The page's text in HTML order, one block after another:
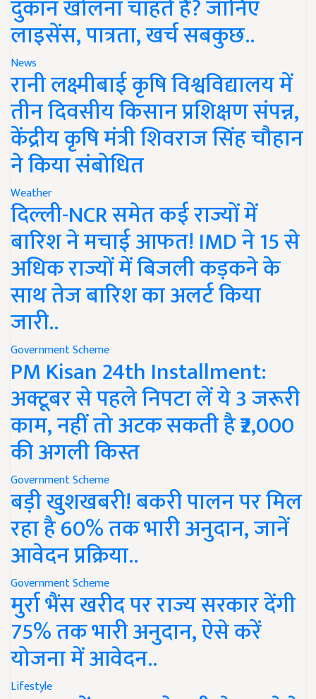
दुकान खोलना चाहते हैं? जानिए
लाइसेंस, पात्रता, खर्च सबकुछ..
News
रानी लक्ष्मीबाई कृषि विश्वविद्यालय में
तीन दिवसीय किसान प्रशिक्षण संपन्न,
केंद्रीय कृषि मंत्री शिवराज सिंह चौहान
ने किया संबोधित
Weather
दिल्ली-NCR समेत कई राज्यों में
बारिश ने मचाई आफत! IMD ने 15 से
अधिक राज्यों में बिजली कड़कने के
साथ तेज बारिश का अलर्ट किया
जारी..
Government Scheme
PM Kisan 24th Installment:
अक्टूबर से पहले निपटा लें ये 3 जरूरी
काम, नहीं तो अटक सकती है ₹2,000
की अगली किस्त
Government Scheme
बड़ी खुशखबरी! बकरी पालन पर मिल
रहा है 60% तक भारी अनुदान, जानें
आवेदन प्रक्रिया..
Government Scheme
मुर्रा भैंस खरीद पर राज्य सरकार देंगी
75% तक भारी अनुदान, ऐसे करें
योजना में आवेदन..
Lifestyle